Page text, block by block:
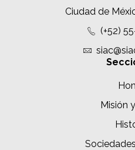
Ciudad de
(+52)
Misión